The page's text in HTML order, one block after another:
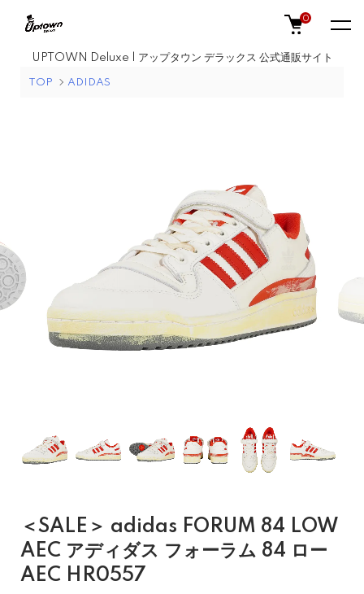
UPTOWN Deluxe | アップタウン デラックス 公式通販サイト
0
TOP ADIDAS
＜SALE＞ adidas FORUM 84 LOW
AEC アディダス フォーラム 84 ロー
AEC HR0557